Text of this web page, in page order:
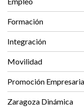
Formación
Integración
Movilidad
Promoción
Zaragoza Dinámica